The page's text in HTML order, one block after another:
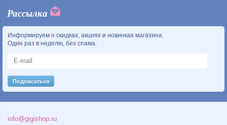
Рассылка
Информируем о скидках, акциях и новинках магазина.
Один раз в неделю, без спама.
info@gigishop.ru